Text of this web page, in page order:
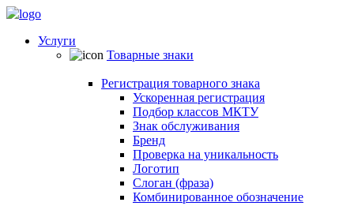
Услуги
Товарные знаки
Регистрация товарного знака
Ускоренная регистрация
Подбор классов МКТУ
Знак обслуживания
Бренд
Проверка на уникальность
Логотип
Слоган (фраза)
Комбинированное обозначение